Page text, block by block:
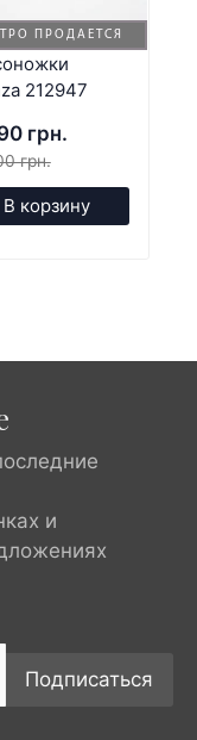
ПРОДАЕТСЯ
212947
грн.
грн.
В корзину
и
Подписаться